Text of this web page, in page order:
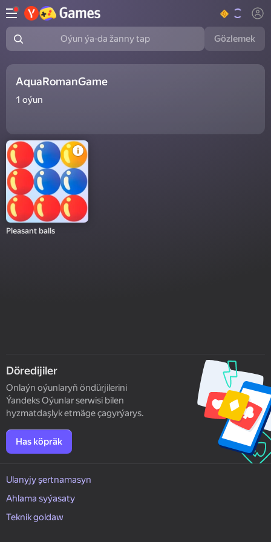
Oýun ýa-da žanny tap Gözlemek
AquaRomanGame
1 oýun
Pleasant balls
Döredijiler
Onlaýn oýunlaryň öndürjilerini
Ýandeks Oýunlar serwisi bilen
hyzmatdaşlyk etmäge çagyrýarys.
Has köpräk
Ulanyjy şertnamasyn
Ahlama syýasaty
Teknik goldaw